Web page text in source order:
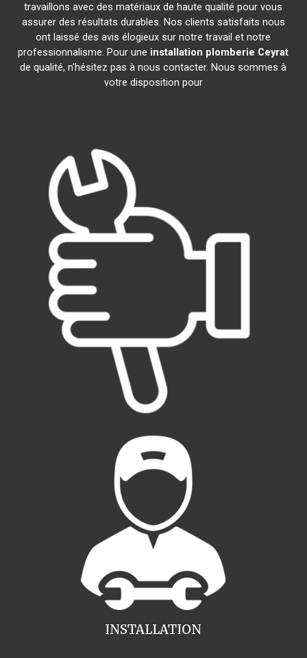
travaillons avec des matériaux de haute qualité pour vous
assurer des résultats durables. Nos clients satisfaits nous
ont laissé des avis élogieux sur notre travail et notre
professionnalisme. Pour une installation plomberie Ceyrat
de qualité, n'hésitez pas à nous contacter. Nous sommes à
votre disposition pour
INSTALLATION